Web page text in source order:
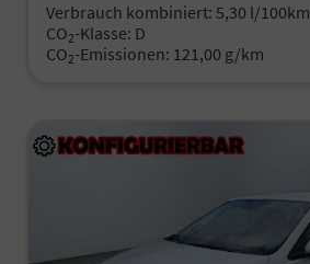
Verbrauch kombiniert: 5,30 l/100km
CO2-Klasse: D
CO2-Emissionen: 121,00 g/km